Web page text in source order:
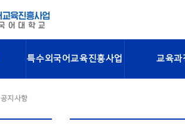
특수외국어교육진흥사업 교육과
공지사항